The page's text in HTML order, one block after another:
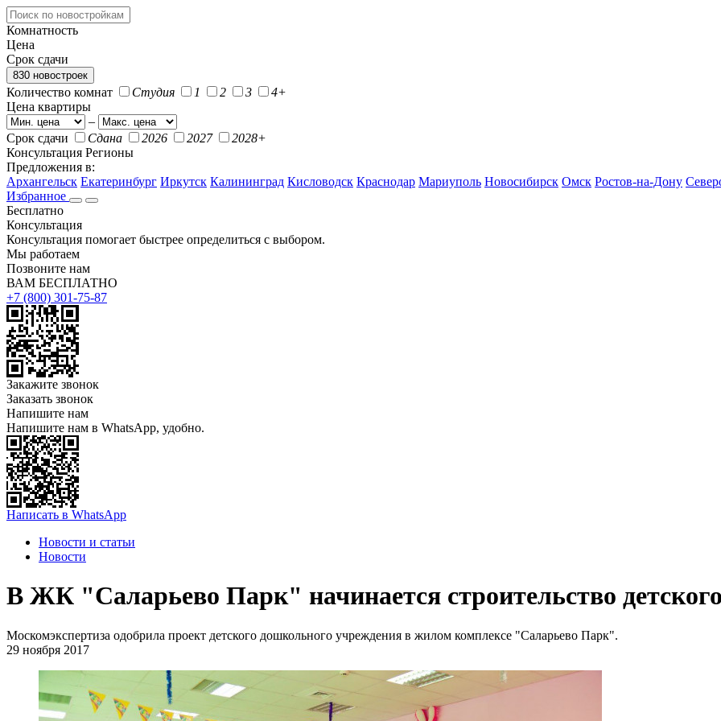
Комнатность
Цена
Срок сдачи
830 новостроек
Количество комнат Студия 1 2 3
4+
Цена квартиры
–
Срок сдачи
Сдана 2026 2027
2028+
Консультация Регионы
Предложения в:
Архангельск Екатеринбург Иркутск Калининград Кисловодск Краснодар Мариуполь Новосибирск Омск Ростов-на-Дону
Избранное
Бесплатно
Консультация
Консультация помогает быстрее определиться с выбором.
Мы работаем
Позвоните нам
ВАМ БЕСПЛАТНО
+7 (800) 301-75-87
Закажите звонок
Заказать звонок
Напишите нам
Напишите нам в WhatsApp, удобно.
Написать в WhatsApp
Новости и статьи
Новости
В ЖК "Саларьево Парк" начинается строительство
Москомэкспертиза одобрила проект детского дошкольного учреждения в жилом комплексе "Саларьево Парк".
29 ноября 2017